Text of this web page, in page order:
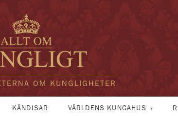
OM KUNGLIGHETER
KÄNDISAR VÄRLDENS KUNGAHUS